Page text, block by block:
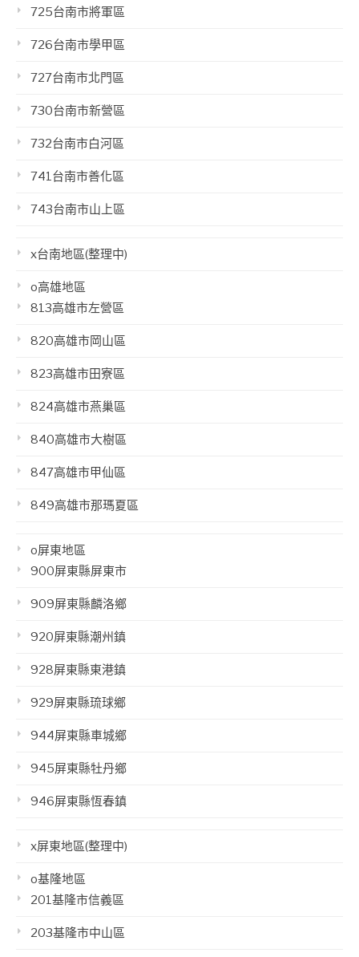
725台南市將軍區
726台南市學甲區
727台南市北門區
730台南市新營區
732台南市白河區
741台南市善化區
743台南市山上區
x台南地區(整理中)
o高雄地區
813高雄市左營區
820高雄市岡山區
823高雄市田寮區
824高雄市燕巢區
840高雄市大樹區
847高雄市甲仙區
849高雄市那瑪夏區
o屏東地區
900屏東縣屏東市
909屏東縣麟洛鄉
920屏東縣潮州鎮
928屏東縣東港鎮
929屏東縣琉球鄉
944屏東縣車城鄉
945屏東縣牡丹鄉
946屏東縣恆春鎮
x屏東地區(整理中)
o基隆地區
201基隆市信義區
203基隆市中山區